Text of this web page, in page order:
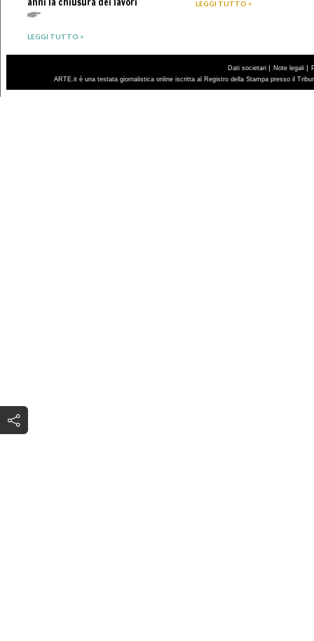
LEGGI TUTTO >
LEGGI TUTTO >
Dati societari | Note legali |
ARTE.it è una testata giornalistica online iscritta al Registro della Stampa presso il